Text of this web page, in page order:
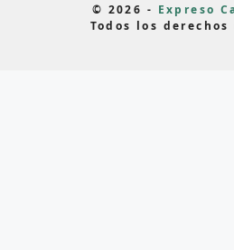
© 2026 - Expreso
Todos los derechos